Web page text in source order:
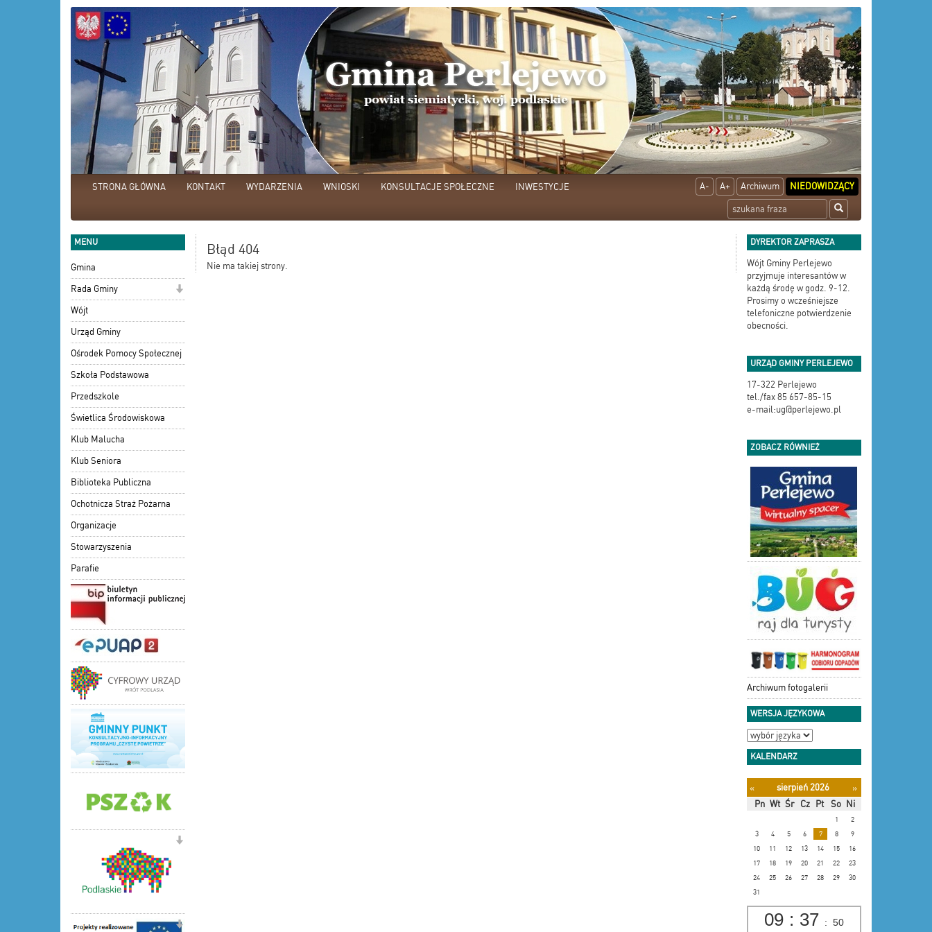
STRONA GŁÓWNA KONTAKT WYDARZENIA WNIOSKI KONSULTACJE SPOŁECZNE INWESTYCJE A- A+ Archiwum NIEDOWIDZĄCY
MENU
Gmina
Rada Gminy
Wójt
Urząd Gminy
Ośrodek Pomocy Społecznej
Szkoła Podstawowa
Przedszkole
Świetlica Środowiskowa
Klub Malucha
Klub Seniora
Biblioteka Publiczna
Ochotnicza Straż Pożarna
Organizacje
Stowarzyszenia
Parafie
Błąd 404
Nie ma takiej strony.
DYREKTOR ZAPRASZA
Wójt Gminy Perlejewo
przyjmuje interesantów w
każdą środę w godz. 9-12.
Prosimy o wcześniejsze
telefoniczne potwierdzenie
obecności.
URZĄD GMINY PERLEJEWO
17-322 Perlejewo
tel./fax 85 657-85-15
e-mail:ug@perlejewo.pl
ZOBACZ RÓWNIEŻ
Archiwum fotogalerii
WERSJA JĘZYKOWA
KALENDARZ
« sierpień 2026
»
Pn Wt Śr Cz Pt So Ni
1
2
3
4 5 6 7 8
9
10
11 12 13 14 15
16
17
18 19 20 21 22
23
24
25 26 27 28 29
30
31
09 : 37 : 51